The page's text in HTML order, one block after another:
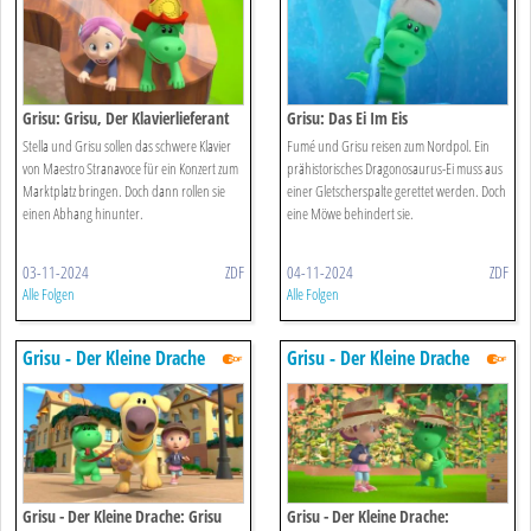
Grisu: Grisu, Der Klavierlieferant
Stella und Grisu sollen das schwere Klavier
von Maestro Stranavoce für ein Konzert zum
Marktplatz bringen. Doch dann rollen sie
einen Abhang hinunter.
03-11-2024 ZDF
Alle Folgen
Grisu: Das Ei Im Eis
Fumé und Grisu reisen zum Nordpol. Ein
prähistorisches Dragonosaurus-Ei muss aus
einer Gletscherspalte gerettet werden. Doch
eine Möwe behindert sie.
04-11-2024 ZDF
Alle Folgen
Grisu - Der Kleine Drache
Grisu - Der Kleine Drache: Grisu
Grisu - Der Kleine Drache
Grisu - Der Kleine Drache: